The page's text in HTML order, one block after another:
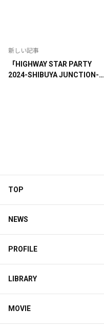
新しい記事
「HIGHWAY STAR PARTY
2024-SHIBUYA JUNCTION-」
TOP
NEWS
PROFILE
LIBRARY
MOVIE